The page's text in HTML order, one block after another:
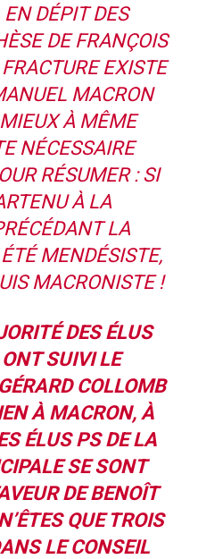
DÉPIT DES
DE FRANÇOIS
EXISTE
MACRON
À MÊME
NÉCESSAIRE
RÉSUMER : SI
À LA
LA
MENDÉSISTE,
MACRONISTE !
DES ÉLUS
SUIVI LE
COLLOMB
À MACRON, À
ÉLUS PS DE LA
SE SONT
DE BENOÎT
QUE TROIS
LE CONSEIL